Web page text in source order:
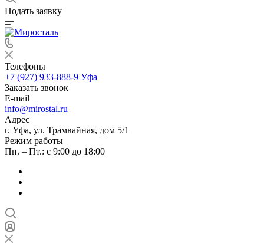
Подать заявку
Телефоны
+7 (927) 933-888-9 Уфа
Заказать звонок
E-mail
info@mirostal.ru
Адрес
г. Уфа, ул. Трамвайная, дом 5/1
Режим работы
Пн. – Пт.: с 9:00 до 18:00